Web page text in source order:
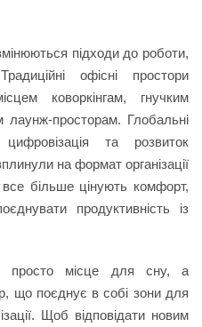
підходи до роботи,
офісні простори
коворкінгам, гнучким
просторам. Глобальні
та розвиток
на формат організації
більше цінують комфорт,
продуктивність із
просто місце для сну, а
що поєднує в собі зони для
Щоб відповідати новим